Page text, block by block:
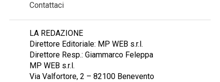
Contattaci
LA REDAZIONE
Direttore Editoriale: MP WEB s.r.l.
Direttore Resp.: Giammarco Feleppa
MP WEB s.r.l.
Via Valfortore, 2 – 82100 Benevento